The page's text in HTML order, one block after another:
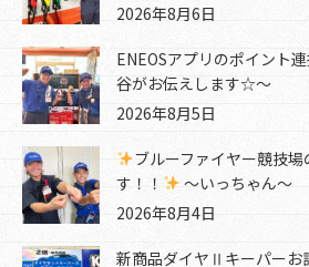
2026年8月6日
ENEOSアプリのポイント
谷がお伝えします☆～
2026年8月5日
ブルーファイヤー競技
す！！
～いっちゃん～
2026年8月4日
新商品ダイヤⅡキーパーお